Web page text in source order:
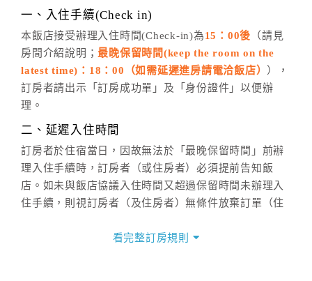
※非客服時間之申辦異動，皆為次日計算及辦理。
五、客服時間
週一至週日，上午9:00～晚上6:00
六、聯絡方式
週一至週日：
一、入住手續(Check in)
本飯店接受辦理入住時間(Check-in)為15：00後 （請見
房間介紹說明；最晚保留時間(keep the room on the
latest time)：18：00（如需延遲進房請電洽飯店）
），
訂房者請出示「訂房成功單」及「身份證件」以便辦
理。
二、延遲入住時間
訂房者於住宿當日，因故無法於「最晚保留時間」前辦
理入住手續時，訂房者（或住房者）必須提前告知飯
店。如未與飯店協議入住時間又超過保留時間未辦理入
住手續，則視訂房者（及住房者）無條件放棄訂單（住
三、退房手續(Check out)
看完整訂房規則